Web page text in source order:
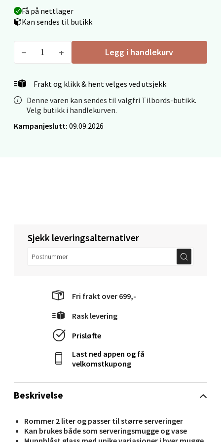
Få på nettlager
Kan sendes til butikk
Legg i handlekurv
Frakt og klikk & hent velges ved utsjekk
Denne varen kan sendes til valgfri Tilbords-butikk.
Velg butikk i handlekurven.
Kampanjeslutt: 09.09.2026
Beskrivelse
Rommer 2 liter og passer til større serveringer
Kan brukes både som serveringsmugge og vase
Sjekk leveringsalternativer
Fri frakt over 699,-
Rask levering
Prisløfte
Last ned appen og få
velkomstkupong
Fridtjof Nansensgate 22, 8622 Mo i Rana
0 i butikk
Ålesund - Thon Senter Moa
Molde - Moldetorget
0 i butikk
Narvik - Thon Senter Malmporten
Bolagsgata 1, 8514 Narvik
0 i butikk